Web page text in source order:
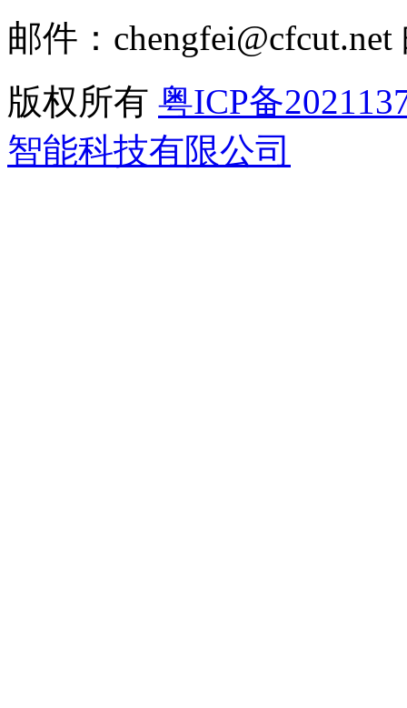
邮件：chengfei@cfcut.net
版权所有 粤ICP备
智能科技有限公司